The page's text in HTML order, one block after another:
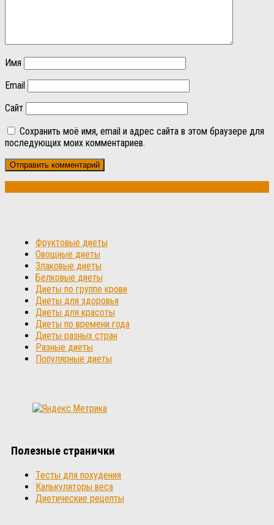
Имя
Email
Сайт
Сохранить моё имя, email и адрес сайта в этом браузере для
последующих моих комментариев.
Фруктовые диеты
Овощные диеты
Злаковые диеты
Белковые диеты
Диеты по группе крови
Диеты для здоровья
Диеты для красоты
Диеты по времени года
Диеты разных стран
Разные диеты
Популярные диеты
Полезные странички
Тесты для похудения
Калькуляторы веса
Диетические рецепты